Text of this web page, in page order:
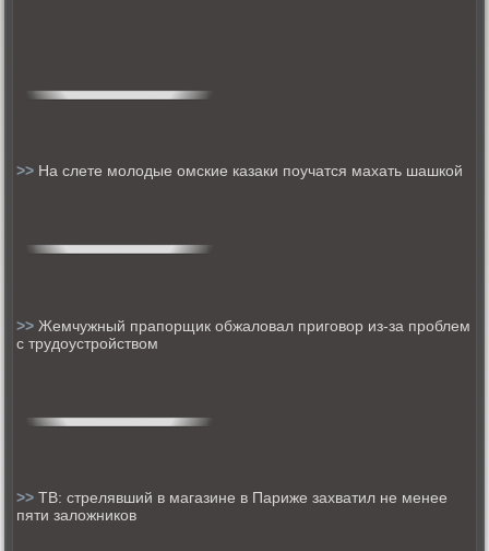
>> На слете молодые омские казаки поучатся махать шашкой
>>Жемчужный прапорщик обжаловал приговор из-за проблем
с трудоустройством
>>ТВ: стрелявший в магазине в Париже захватил не менее
пяти заложников